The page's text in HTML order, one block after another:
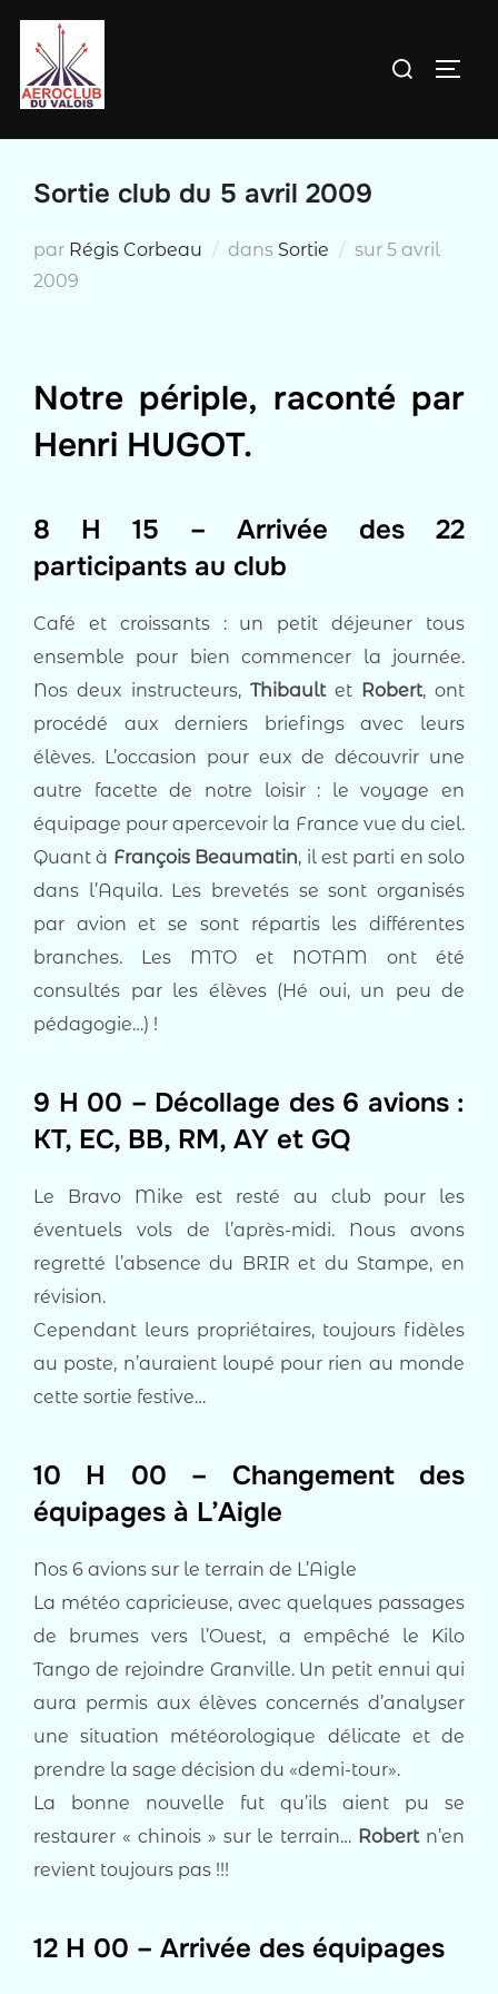
contenu
Rechercher :
Sortie club du 5 avril 2009
par Régis Corbeau dans Sortie sur Publié
5 avril
2009
Notre périple, raconté par
Henri HUGOT.
8 H 15 – Arrivée des 22
participants au club
Café et croissants : un petit déjeuner tous
ensemble pour bien commencer la journée.
Nos deux instructeurs, Thibaultet Robert, ont
procédé aux derniers briefings avec leurs
élèves. L’occasion pour eux de découvrir une
autre facette de notre loisir : le voyage en
équipage pour apercevoir la France vue du ciel.
Quant à François Beaumatin, il est parti en solo
dans l’Aquila. Les brevetés se sont organisés
par avion et se sont répartis les différentes
branches. Les MTO et NOTAM ont été
consultés par les élèves (Hé oui, un peu de
pédagogie…) !
9 H 00 – Décollage des 6 avions :
KT, EC, BB, RM, AY et GQ
Le Bravo Mike est resté au club pour les
éventuels vols de l’après-midi. Nous avons
regretté l’absence du BRIR et du Stampe, en
révision.
Cependant leurs propriétaires, toujours fidèles
au poste, n’auraient loupé pour rien au monde
cette sortie festive…
10 H 00 – Changement des
équipages à L’Aigle
Nos 6 avions sur le terrain de L’Aigle
La météo capricieuse, avec quelques passages
de brumes vers l’Ouest, a empêché le Kilo
Tango de rejoindre Granville. Un petit ennui qui
aura permis aux élèves concernés d’analyser
une situation météorologique délicate et de
prendre la sage décision du «demi-tour».
La bonne nouvelle fut qu’ils aient pu se
restaurer « chinois » sur le terrain… Robert n’en
revient toujours pas !!!
12 H 00 – Arrivée des équipages